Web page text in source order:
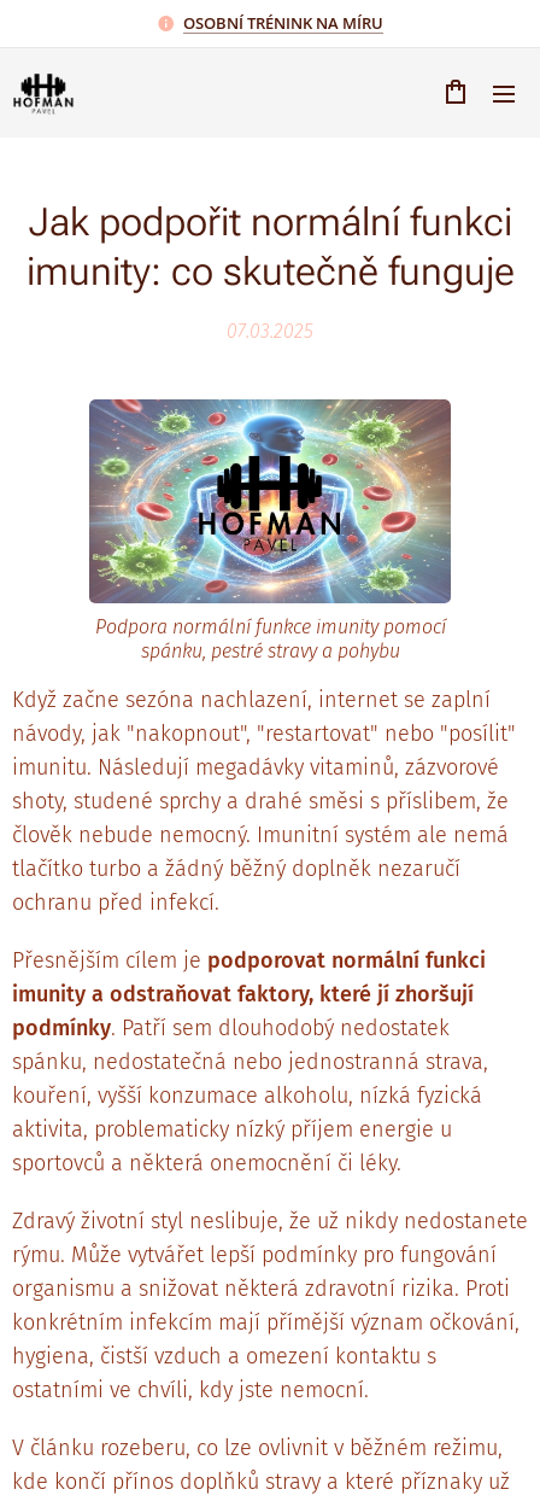
OSOBNÍ TRÉNINK NA MÍRU
Jak podpořit normální funkci
imunity: co skutečně funguje
07.03.2025
Podpora normální funkce imunity pomocí
spánku, pestré stravy a pohybu
Když začne sezóna nachlazení, internet se zaplní
návody, jak "nakopnout", "restartovat" nebo "posílit"
imunitu. Následují megadávky vitaminů, zázvorové
shoty, studené sprchy a drahé směsi s příslibem, že
člověk nebude nemocný. Imunitní systém ale nemá
tlačítko turbo a žádný běžný doplněk nezaručí
ochranu před infekcí.
Přesnějším cílem je podporovat normální funkci
imunity a odstraňovat faktory, které jí zhoršují
podmínky. Patří sem dlouhodobý nedostatek
spánku, nedostatečná nebo jednostranná strava,
kouření, vyšší konzumace alkoholu, nízká fyzická
aktivita, problematicky nízký příjem energie u
sportovců a některá onemocnění či léky.
Zdravý životní styl neslibuje, že už nikdy nedostanete
rýmu. Může vytvářet lepší podmínky pro fungování
organismu a snižovat některá zdravotní rizika. Proti
konkrétním infekcím mají přímější význam očkování,
hygiena, čistší vzduch a omezení kontaktu s
ostatními ve chvíli, kdy jste nemocní.
V článku rozeberu, co lze ovlivnit v běžném režimu,
kde končí přínos doplňků stravy a které příznaky už